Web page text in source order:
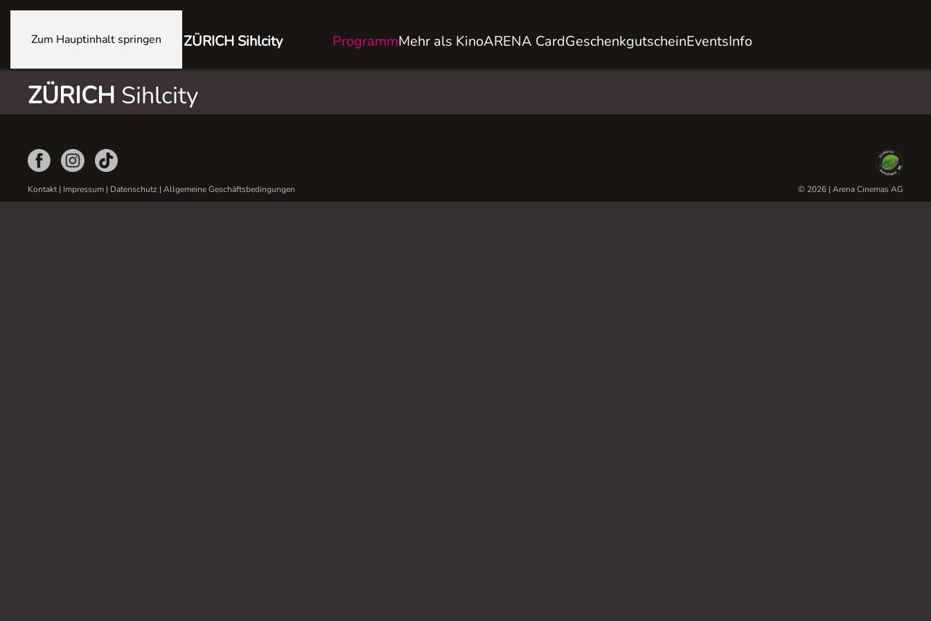
Zum Hauptinhalt springen ZÜRICH Sihlcity ProgrammMehr als KinoARENA CardGeschenkgutscheinEventsInfo
ZÜRICH Sihlcity
Kontakt| Impressum | Datenschutz | Allgemeine Geschäftsbedingungen © 2026 | Arena Cinemas AG